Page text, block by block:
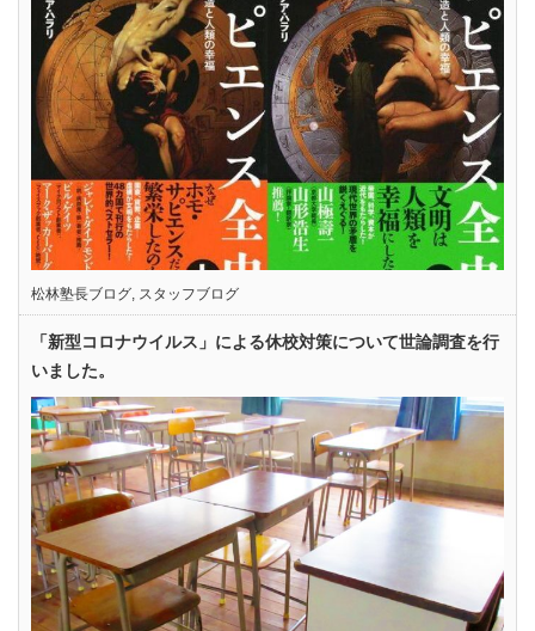
松林塾長ブログ, スタッフブログ
「新型コロナウイルス」による休校対策について世論調査を行
いました。